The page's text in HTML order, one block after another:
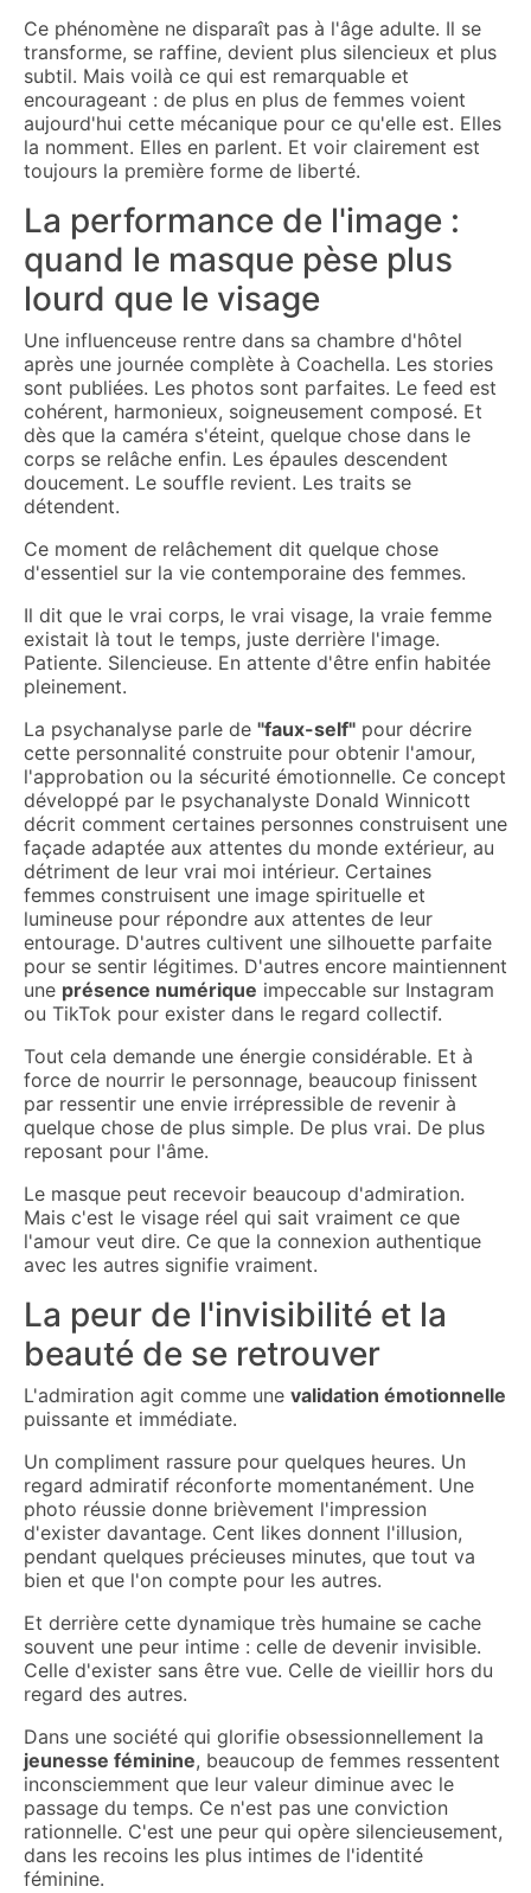
Ce phénomène ne disparaît pas à l'âge adulte. Il se
transforme, se raffine, devient plus silencieux et plus
subtil. Mais voilà ce qui est remarquable et
encourageant : de plus en plus de femmes voient
aujourd'hui cette mécanique pour ce qu'elle est. Elles
la nomment. Elles en parlent. Et voir clairement est
toujours la première forme de liberté.
La performance de l'image :
quand le masque pèse plus
lourd que le visage
Une influenceuse rentre dans sa chambre d'hôtel
après une journée complète à Coachella. Les stories
sont publiées. Les photos sont parfaites. Le feed est
cohérent, harmonieux, soigneusement composé. Et
dès que la caméra s'éteint, quelque chose dans le
corps se relâche enfin. Les épaules descendent
doucement. Le souffle revient. Les traits se
détendent.
Ce moment de relâchement dit quelque chose
d'essentiel sur la vie contemporaine des femmes.
Il dit que le vrai corps, le vrai visage, la vraie femme
existait là tout le temps, juste derrière l'image.
Patiente. Silencieuse. En attente d'être enfin habitée
pleinement.
La psychanalyse parle de "faux-self" pour décrire
cette personnalité construite pour obtenir l'amour,
l'approbation ou la sécurité émotionnelle. Ce concept
développé par le psychanalyste Donald Winnicott
décrit comment certaines personnes construisent une
façade adaptée aux attentes du monde extérieur, au
détriment de leur vrai moi intérieur. Certaines
femmes construisent une image spirituelle et
lumineuse pour répondre aux attentes de leur
entourage. D'autres cultivent une silhouette parfaite
pour se sentir légitimes. D'autres encore maintiennent
une présence numérique impeccable sur Instagram
ou TikTok pour exister dans le regard collectif.
Tout cela demande une énergie considérable. Et à
force de nourrir le personnage, beaucoup finissent
par ressentir une envie irrépressible de revenir à
quelque chose de plus simple. De plus vrai. De plus
reposant pour l'âme.
Le masque peut recevoir beaucoup d'admiration.
Mais c'est le visage réel qui sait vraiment ce que
l'amour veut dire. Ce que la connexion authentique
avec les autres signifie vraiment.
La peur de l'invisibilité et la
beauté de se retrouver
L'admiration agit comme une validation émotionnelle
puissante et immédiate.
Un compliment rassure pour quelques heures. Un
regard admiratif réconforte momentanément. Une
photo réussie donne brièvement l'impression
d'exister davantage. Cent likes donnent l'illusion,
pendant quelques précieuses minutes, que tout va
bien et que l'on compte pour les autres.
Et derrière cette dynamique très humaine se cache
souvent une peur intime : celle de devenir invisible.
Celle d'exister sans être vue. Celle de vieillir hors du
regard des autres.
Dans une société qui glorifie obsessionnellement la
jeunesse féminine, beaucoup de femmes ressentent
inconsciemment que leur valeur diminue avec le
passage du temps. Ce n'est pas une conviction
rationnelle. C'est une peur qui opère silencieusement,
dans les recoins les plus intimes de l'identité
féminine.